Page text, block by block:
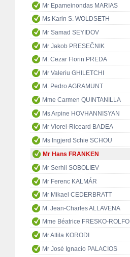
Mr Epameinondas MARIAS
Ms Karin S. WOLDSETH
Mr Samad SEYIDOV
Mr Jakob PRESEČNIK
M. Cezar Florin PREDA
Mr Valeriu GHILETCHI
M. Pedro AGRAMUNT
Mme Carmen QUINTANILLA
Ms Arpine HOVHANNISYAN
Mr Viorel-Riceard BADEA
Ms Ingjerd Schie SCHOU
Mr Hans FRANKEN
Mr Serhii SOBOLIEV
Mr Ferenc KALMÁR
Mr Mikael CEDERBRATT
M. Jean-Charles ALLAVENA
Mme Béatrice FRESKO-ROLFO
Mr Attila KORODI
Mr José Ignacio PALACIOS